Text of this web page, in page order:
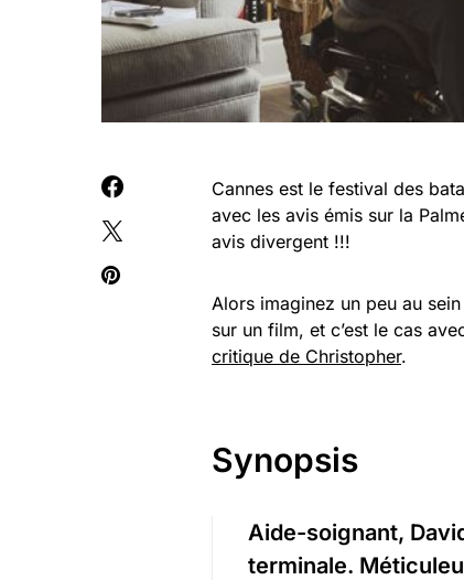
Cannes est le festival des
avec les avis émis sur la
avis divergent !!!
Alors imaginez un peu au
sur un film, et c’est le cas
critique de Christopher.
Synopsis
Aide-soignant,
terminale.